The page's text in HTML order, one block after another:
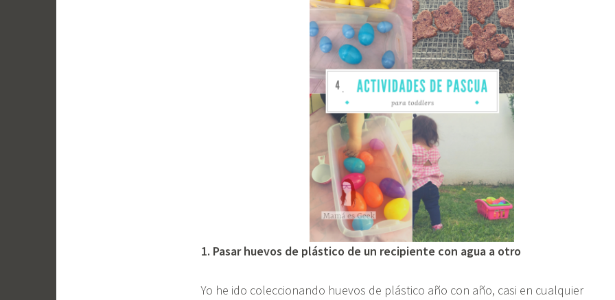
1. Pasar huevos de plástico de un recipiente con agua a otro
Yo he ido coleccionando huevos de plástico año con año, casi en cualquier